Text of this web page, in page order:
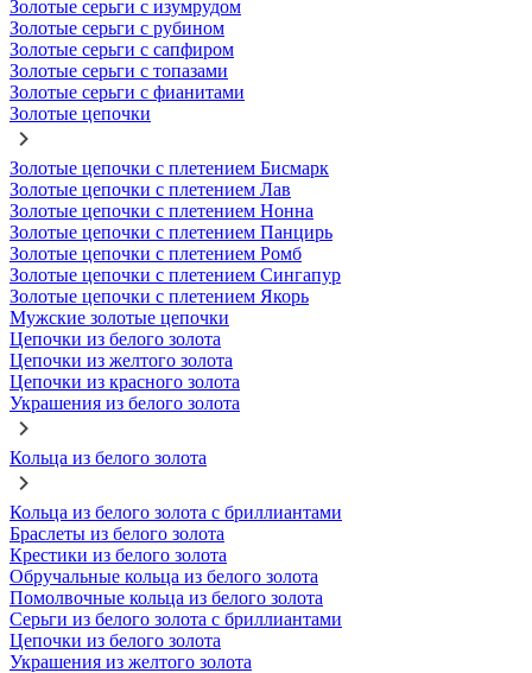
Золотые серьги с изумрудом
Золотые серьги с рубином
Золотые серьги с сапфиром
Золотые серьги с топазами
Золотые серьги с фианитами
Золотые цепочки
Золотые цепочки с плетением Бисмарк
Золотые цепочки с плетением Лав
Золотые цепочки с плетением Нонна
Золотые цепочки с плетением Панцирь
Золотые цепочки с плетением Ромб
Золотые цепочки с плетением Сингапур
Золотые цепочки с плетением Якорь
Мужские золотые цепочки
Цепочки из белого золота
Цепочки из желтого золота
Цепочки из красного золота
Украшения из белого золота
Кольца из белого золота
Кольца из белого золота с бриллиантами
Браслеты из белого золота
Крестики из белого золота
Обручальные кольца из белого золота
Помолвочные кольца из белого золота
Серьги из белого золота с бриллиантами
Цепочки из белого золота
Украшения из желтого золота